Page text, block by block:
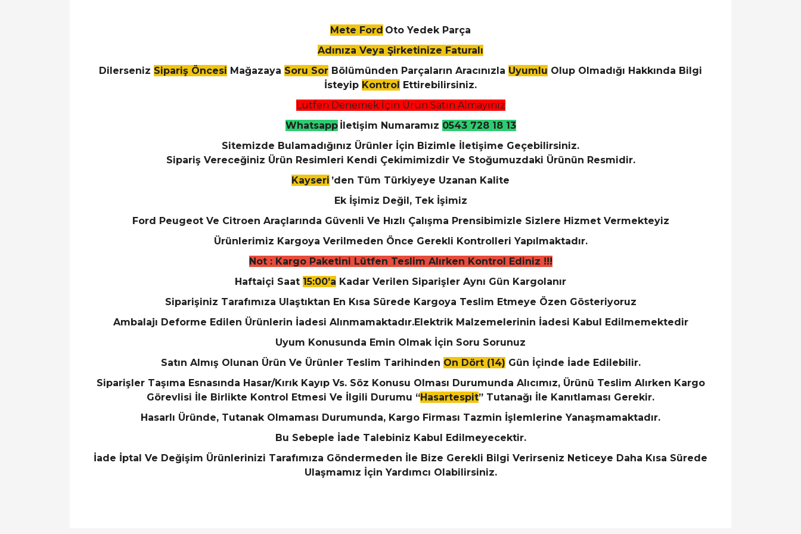
Mete Ford Oto Yedek Parça
Adınıza Veya Şirketinize Faturalı
Dilerseniz Sipariş Öncesi Mağazaya Soru Sor Bölümünden Parçaların Aracınızla Uyumlu Olup Olmadığı Hakkında Bilgi
İsteyip Kontrol Ettirebilirsiniz.
Lütfen Denemek İçin Ürün Satın Almayınız
Whatsapp İletişim Numaramız 0543 728 18 13
Sitemizde Bulamadığınız Ürünler İçin Bizimle İletişime Geçebilirsiniz.
Sipariş Vereceğiniz Ürün Resimleri Kendi Çekimimizdir Ve Stoğumuzdaki Ürünün Resmidir.
Kayseri ’den Tüm Türkiyeye Uzanan Kalite
Ek İşimiz Değil, Tek İşimiz
Ford Peugeot Ve Citroen Araçlarında Güvenli Ve Hızlı Çalışma Prensibimizle Sizlere Hizmet Vermekteyiz
Ürünlerimiz Kargoya Verilmeden Önce Gerekli Kontrolleri Yapılmaktadır.
Not : Kargo Paketini Lütfen Teslim Alırken Kontrol Ediniz !!!
Haftaiçi Saat 15:00’a Kadar Verilen Siparişler Aynı Gün Kargolanır
Siparişiniz Tarafımıza Ulaştıktan En Kısa Sürede Kargoya Teslim Etmeye Özen Gösteriyoruz
Ambalajı Deforme Edilen Ürünlerin İadesi Alınmamaktadır.Elektrik Malzemelerinin İadesi Kabul Edilmemektedir
Uyum Konusunda Emin Olmak İçin Soru Sorunuz
Satın Almış Olunan Ürün Ve Ürünler Teslim Tarihinden On Dört (14) Gün İçinde İade Edilebilir.
Siparişler Taşıma Esnasında Hasar/Kırık Kayıp Vs. Söz Konusu Olması Durumunda Alıcımız, Ürünü Teslim Alırken Kargo
Görevlisi İle Birlikte Kontrol Etmesi Ve İlgili Durumu “Hasartespit” Tutanağı İle Kanıtlaması Gerekir.
Hasarlı Üründe, Tutanak Olmaması Durumunda, Kargo Firması Tazmin İşlemlerine Yanaşmamaktadır.
Bu Sebeple İade Talebiniz Kabul Edilmeyecektir.
İade İptal Ve Değişim Ürünlerinizi Tarafımıza Göndermeden İle Bize Gerekli Bilgi Verirseniz Neticeye Daha Kısa Sürede
Ulaşmamız İçin Yardımcı Olabilirsiniz.